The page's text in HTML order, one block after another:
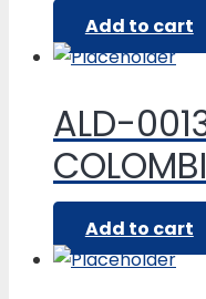
Add to cart
ALD-
Add to cart